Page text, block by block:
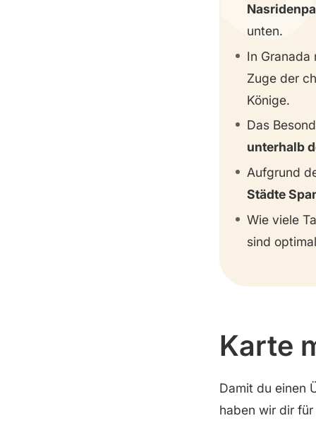
unten.
In
Zuge der
Könige.
Das
unterhalb
Aufgrund
Städte
Wie viele
sind
Karte
Damit du einen
haben wir dir